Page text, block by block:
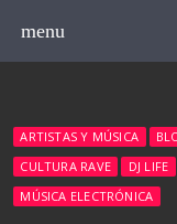
menu
ARTISTAS Y MÚSICA
CULTURA RAVE
DJ LIFE
MÚSICA ELECTRÓNICA